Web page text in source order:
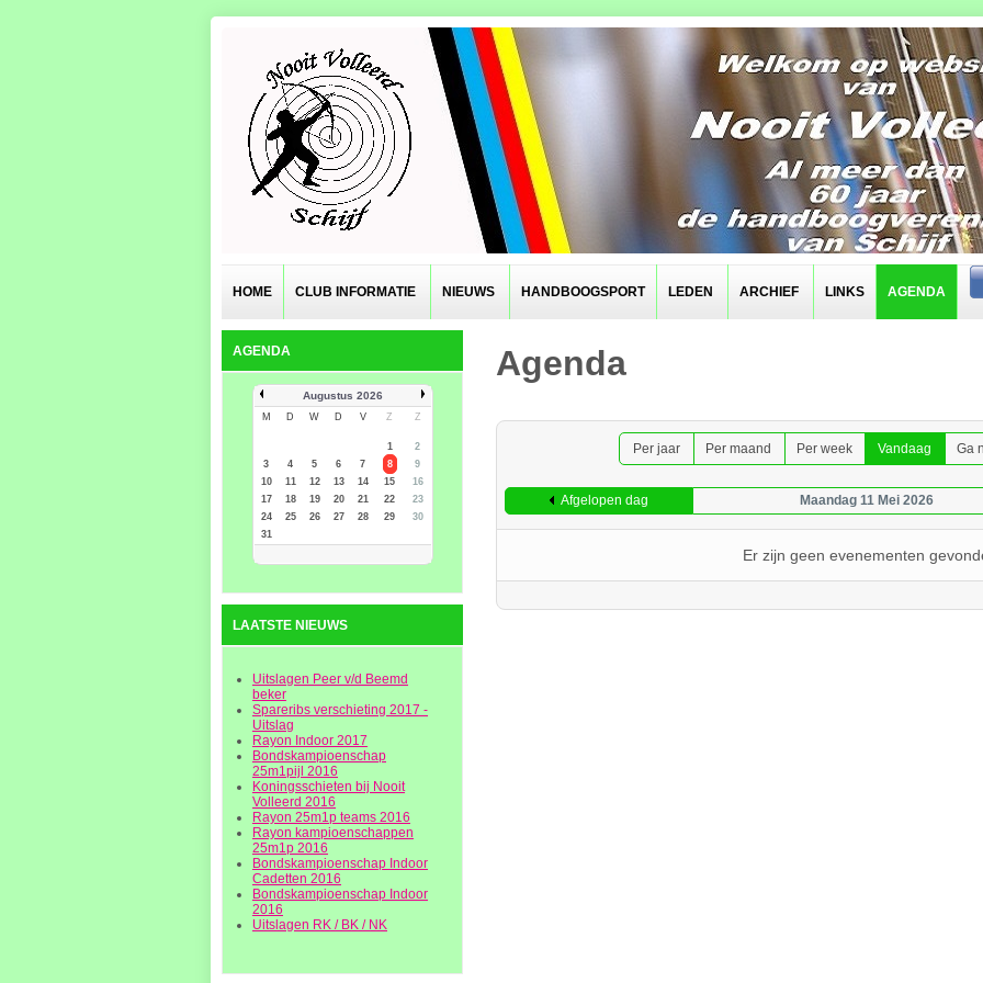
HOME CLUB INFORMATIE NIEUWS HANDBOOGSPORT LEDEN ARCHIEF LINKS AGENDA
AGENDA
Augustus 2026
M D W D V Z Z
1
2
3
4 5 6 7 8
9
10
11 12 13 14 15
16
17
18 19 20 21 22
23
24
25 26 27 28 29
30
31
LAATSTE NIEUWS
Uitslagen Peer v/d Beemd
beker
Spareribs verschieting 2017 -
Uitslag
Rayon Indoor 2017
Bondskampioenschap
25m1pijl 2016
Koningsschieten bij Nooit
Volleerd 2016
Rayon 25m1p teams 2016
Rayon kampioenschappen
25m1p 2016
Bondskampioenschap Indoor
Cadetten 2016
Bondskampioenschap Indoor
2016
Uitslagen RK / BK / NK
Agenda
Per jaar Per maand Per week Vandaag Ga
Afgelopen dag Maandag 11 Mei 2026
Er zijn geen evenementen